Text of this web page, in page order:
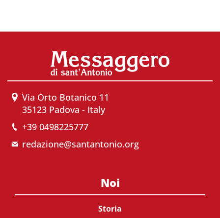
Via Orto Botanico 11
35123 Padova - Italy
+39 0498225777
redazione@santantonio.org
Noi
Storia